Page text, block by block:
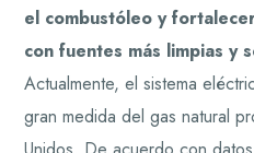
el combustóleo y
con fuentes más limpias y
Actualmente, el sistema
gran medida del gas natural